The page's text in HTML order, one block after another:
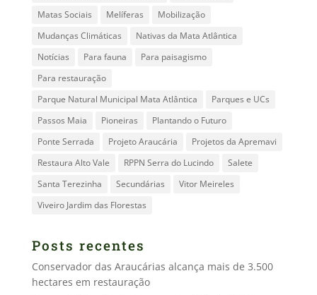
Matas Sociais
Melíferas
Mobilização
Mudanças Climáticas
Nativas da Mata Atlântica
Notícias
Para fauna
Para paisagismo
Para restauração
Parque Natural Municipal Mata Atlântica
Parques e UCs
Passos Maia
Pioneiras
Plantando o Futuro
Ponte Serrada
Projeto Araucária
Projetos da Apremavi
Restaura Alto Vale
RPPN Serra do Lucindo
Salete
Santa Terezinha
Secundárias
Vitor Meireles
Viveiro Jardim das Florestas
Posts recentes
Conservador das Araucárias alcança mais de 3.500
hectares em restauração